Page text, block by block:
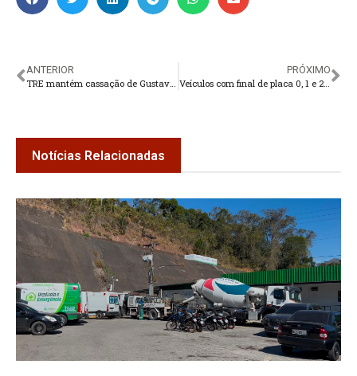
ANTERIOR
PRÓXIMO
Notícias Relacionadas